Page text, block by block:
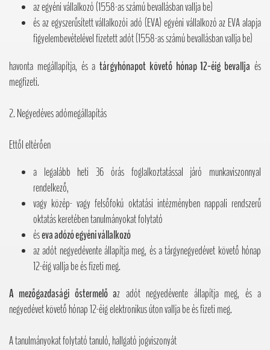
az egyéni vállalkozó (1558-as számú bevallásban vallja be)
és az egyszerűsített vállalkozói adó (EVA) egyéni vállalkozó az EVA alapja
figyelembevételével fizetett adót (1558-as számú bevallásban vallja be)
havonta megállapítja, és atárgyhónapot követő hónap 12-éig bevallja és
megfizeti.
2. Negyedéves adómegállapítás
Ettől eltérően
a legalább heti 36 órás foglalkoztatással járó munkaviszonnyal
rendelkező,
vagy közép- vagy felsőfokú oktatási intézményben nappali rendszerű
oktatás keretében tanulmányokat folytató
éseva adózó egyéni vállalkozó
az adót negyedévente állapítja meg, és a tárgynegyedévet követő hónap
12-éig vallja be és fizeti meg.
A mezőgazdasági őstermelő az adót negyedévente állapítja meg, és a
negyedévet követő hónap 12-éig elektronikus úton vallja be és fizeti meg.
A tanulmányokat folytató tanuló, hallgató jogviszonyát